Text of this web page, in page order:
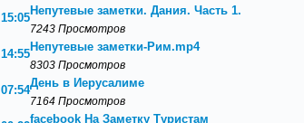
15:05
Непутевые заметки. Дания. Часть 1.
7243 Просмотров
14:55
Непутевые заметки-Рим.mp4
8303 Просмотров
07:54
День в Иерусалиме
7164 Просмотров
facebook На Заметку Туристам